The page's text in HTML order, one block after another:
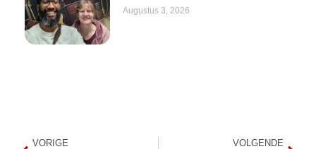
Augustus 3, 2026
VORIGE VOLGENDE